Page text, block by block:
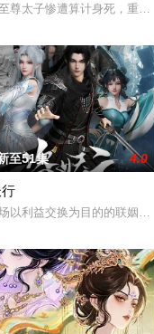
儿与将军之子赵昊联手背
尊太子惨遭算计身死，重
此处为处处惊险的修行世
至51集 4.0
以利益交换为目的的联姻